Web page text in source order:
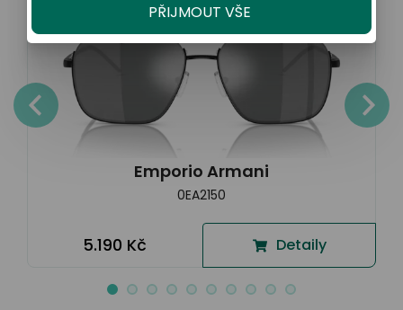
Emporio Armani
0EA2150
5.190 Kč Detaily
PŘIJMOUT VŠE